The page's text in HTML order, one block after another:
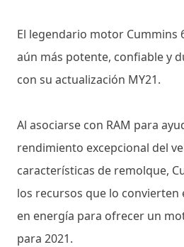
El legendario motor Cummins
aún más potente, confiable y
con su actualización MY21.
Al asociarse con RAM para
rendimiento excepcional del
características de remolque,
los recursos que lo
en energía para ofrecer un
para 2021.